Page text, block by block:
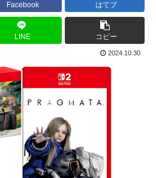
Facebook はてブ
LINE コピー
2024.10.30